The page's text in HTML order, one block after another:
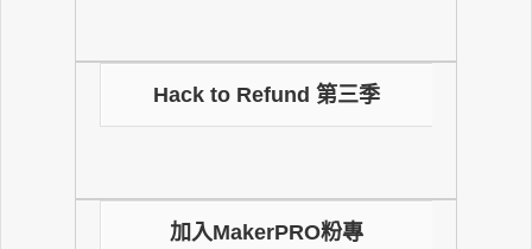
Hack to Refund 第三季
加入MakerPRO粉專